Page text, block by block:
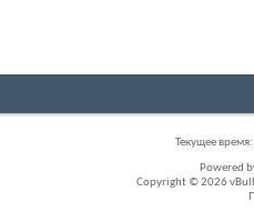
Текущее время:
Powered
Copyright © 2026